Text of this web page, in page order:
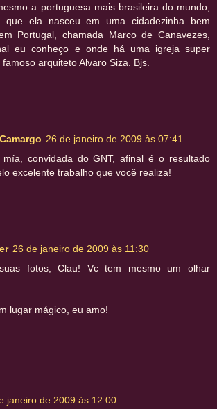
a portuguesa mais brasileira do mundo,
que ela nasceu em uma cidadezinha bem
Portugal, chamada Marco de Canavezes,
eu conheço e onde há uma igreja super
arquiteto Alvaro Siza. Bjs.
26 de janeiro de 2009 às 07:41
mía, convidada do GNT, afinal é o resultado
excelente trabalho que você realiza!
26 de janeiro de 2009 às 11:30
fotos, Clau! Vc tem mesmo um olhar
lugar mágico, eu amo!
janeiro de 2009 às 12:00